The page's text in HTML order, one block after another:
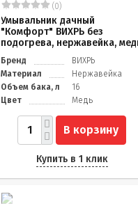
(0)
Умывальник дачный
"Комфорт" ВИХРЬ без
подогрева, нержавейка,
Бренд
ВИХРЬ
Материал
Нержавейка
Объем бака, л
16
Цвет
Медь
В корзину
Купить в 1 клик